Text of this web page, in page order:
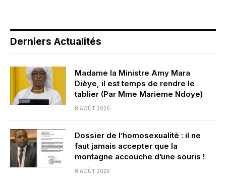
Derniers Actualités
Madame la Ministre Amy Mara
Dièye, il est temps de rendre le
tablier (Par Mme Marieme Ndoye)
8 AOÛT 2026
Dossier de l’homosexualité : il ne
faut jamais accepter que la
montagne accouche d’une souris !
8 AOÛT 2026